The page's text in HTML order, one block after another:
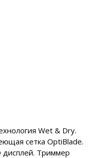
Wet & Dry.
сетка OptiBlade.
дисплей. Триммер